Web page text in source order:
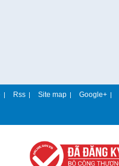
| Rss | Site map | Google+ |